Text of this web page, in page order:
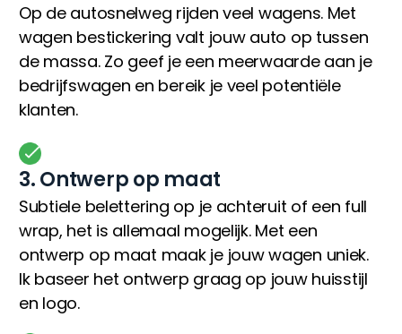
Op de autosnelweg rijden veel wagens. Met
wagen bestickering valt jouw auto op tussen
de massa. Zo geef je een meerwaarde aan je
bedrijfswagen en bereik je veel potentiële
klanten.
3. Ontwerp op maat
Subtiele belettering op je achteruit of een full
wrap, het is allemaal mogelijk. Met een
ontwerp op maat maak je jouw wagen uniek.
Ik baseer het ontwerp graag op jouw huisstijl
en logo.